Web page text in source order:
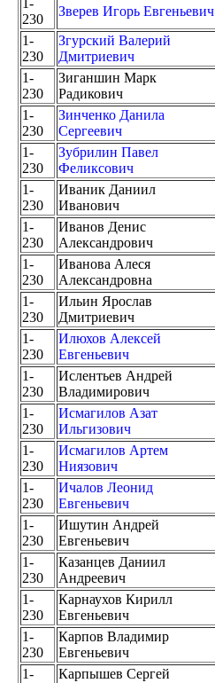
1-
230
Зверев Игорь Евгеньевич
1-
230
Згурский Валерий
Дмитриевич
1-
230
Зиганшин Марк
Радикович
1-
230
Зинченко Данила
Сергеевич
1-
230
Зубрилин Павел
Феликсович
1-
230
Иваник Даниил
Иванович
1-
230
Иванов Денис
Александрович
1-
230
Иванова Алеся
Александровна
1-
230
Ильин Ярослав
Дмитриевич
1-
230
Илюхов Алексей
Евгеньевич
1-
230
Ислентьев Андрей
Владимирович
1-
230
Исмагилов Азат
Ильгизович
1-
230
Исмагилов Артем
Ниязович
1-
230
Ичалов Леонид
Евгеньевич
1-
230
Ишутин Андрей
Евгеньевич
1-
230
Казанцев Даниил
Андреевич
1-
230
Карнаухов Кирилл
Евгеньевич
1-
230
Карпов Владимир
Евгеньевич
1-
Карпышев Сергей